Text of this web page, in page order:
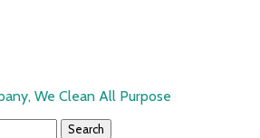
We Clean All Purpose